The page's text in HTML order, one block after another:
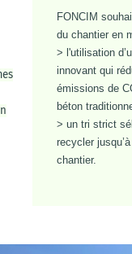
FONCIM
du chantier en
> l'utilisation
innovant qui
émissions de
béton
> un tri strict
recycler
chantier.